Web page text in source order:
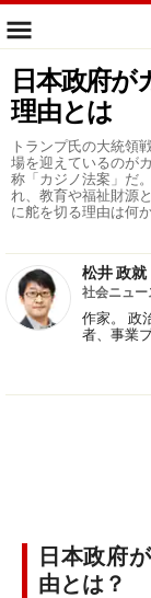
日本政府が
理由とは
トランプ氏の大統領
場を迎えているのが
称「カジノ法案」だ
れ、教育や福祉財源
に舵を切る理由は何か
松井 政就
社会ニュー
作家。 政
者、事業
日本政府
由とは？